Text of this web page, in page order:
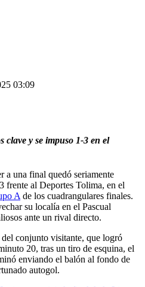
03:09
clave y se impuso 1-3 en el
a una final quedó seriamente
frente al Deportes Tolima, en el
A de los cuadrangulares finales.
su localía en el Pascual
ante un rival directo.
conjunto visitante, que logró
20, tras un tiro de esquina, el
enviando el balón al fondo de
autogol.